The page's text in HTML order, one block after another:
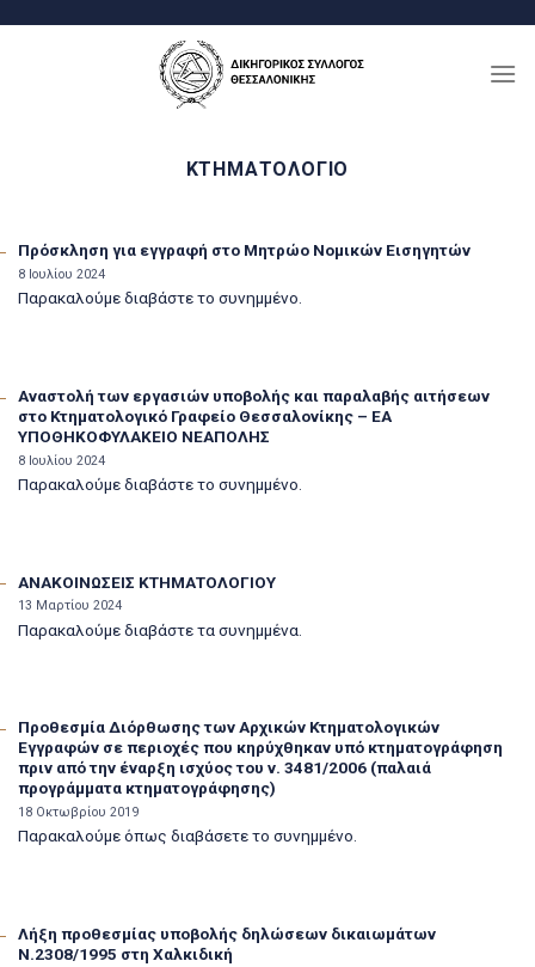
ΚΤΗΜΑΤΟΛΌΓΙΟ
Πρόσκληση για εγγραφή στο Μητρώο Νομικών Εισηγητών
8 Ιουλίου 2024
Παρακαλούμε διαβάστε το συνημμένο.
Αναστολή των εργασιών υποβολής και παραλαβής αιτήσεων
στο Κτηματολογικό Γραφείο Θεσσαλονίκης – ΕΑ
ΥΠΟΘΗΚΟΦΥΛΑΚΕΙΟ ΝΕΑΠΟΛΗΣ
8 Ιουλίου 2024
Παρακαλούμε διαβάστε το συνημμένο.
ΑΝΑΚΟΙΝΩΣΕΙΣ ΚΤΗΜΑΤΟΛΟΓΙΟΥ
13 Μαρτίου 2024
Παρακαλούμε διαβάστε τα συνημμένα.
Προθεσμία Διόρθωσης των Αρχικών Κτηματολογικών
Εγγραφών σε περιοχές που κηρύχθηκαν υπό κτηματογράφηση
πριν από την έναρξη ισχύος του ν. 3481/2006 (παλαιά
προγράμματα κτηματογράφησης)
18 Οκτωβρίου 2019
Παρακαλούμε όπως διαβάσετε το συνημμένο.
Λήξη προθεσμίας υποβολής δηλώσεων δικαιωμάτων
Ν.2308/1995 στη Χαλκιδική